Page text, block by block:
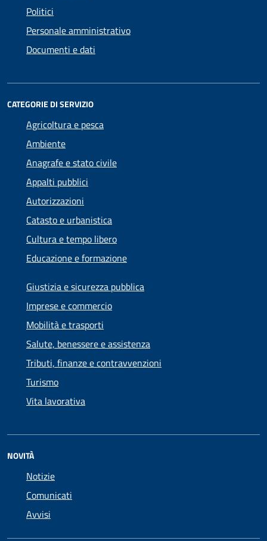
Politici
Personale amministrativo
Documenti e dati
CATEGORIE DI SERVIZIO
Agricoltura e pesca
Ambiente
Anagrafe e stato civile
Appalti pubblici
Autorizzazioni
Catasto e urbanistica
Cultura e tempo libero
Educazione e formazione
Giustizia e sicurezza pubblica
Imprese e commercio
Mobilità e trasporti
Salute, benessere e assistenza
Tributi, finanze e contravvenzioni
Turismo
Vita lavorativa
NOVITÀ
Notizie
Comunicati
Avvisi